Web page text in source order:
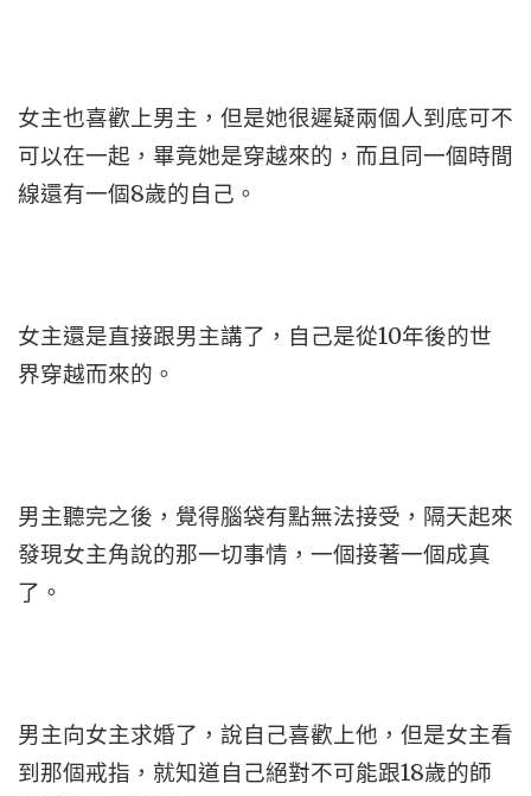
女主也喜歡上男主，但是她很遲疑兩個人到底可不
可以在一起，畢竟她是穿越來的，而且同一個時間
線還有一個8歲的自己。
女主還是直接跟男主講了，自己是從10年後的世
界穿越而來的。
男主聽完之後，覺得腦袋有點無法接受，隔天起來
發現女主角說的那一切事情，一個接著一個成真
了。
男主向女主求婚了，說自己喜歡上他，但是女主看
到那個戒指，就知道自己絕對不可能跟18歲的師